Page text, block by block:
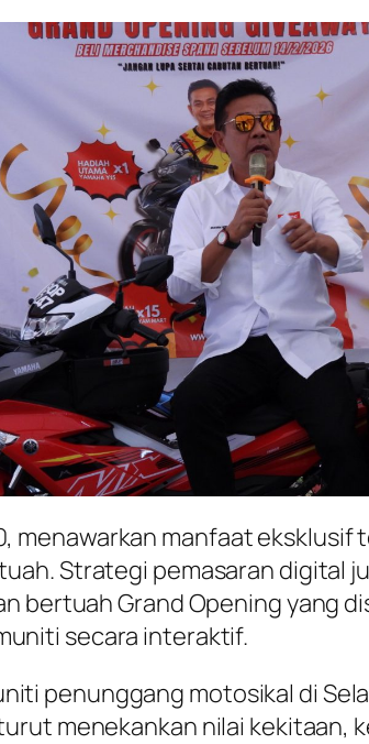
menawarkan manfaat
Strategi pemasaran digital
bertuah Grand Opening yang
secara interaktif.
penunggang motosikal di
menekankan nilai kekitaan,